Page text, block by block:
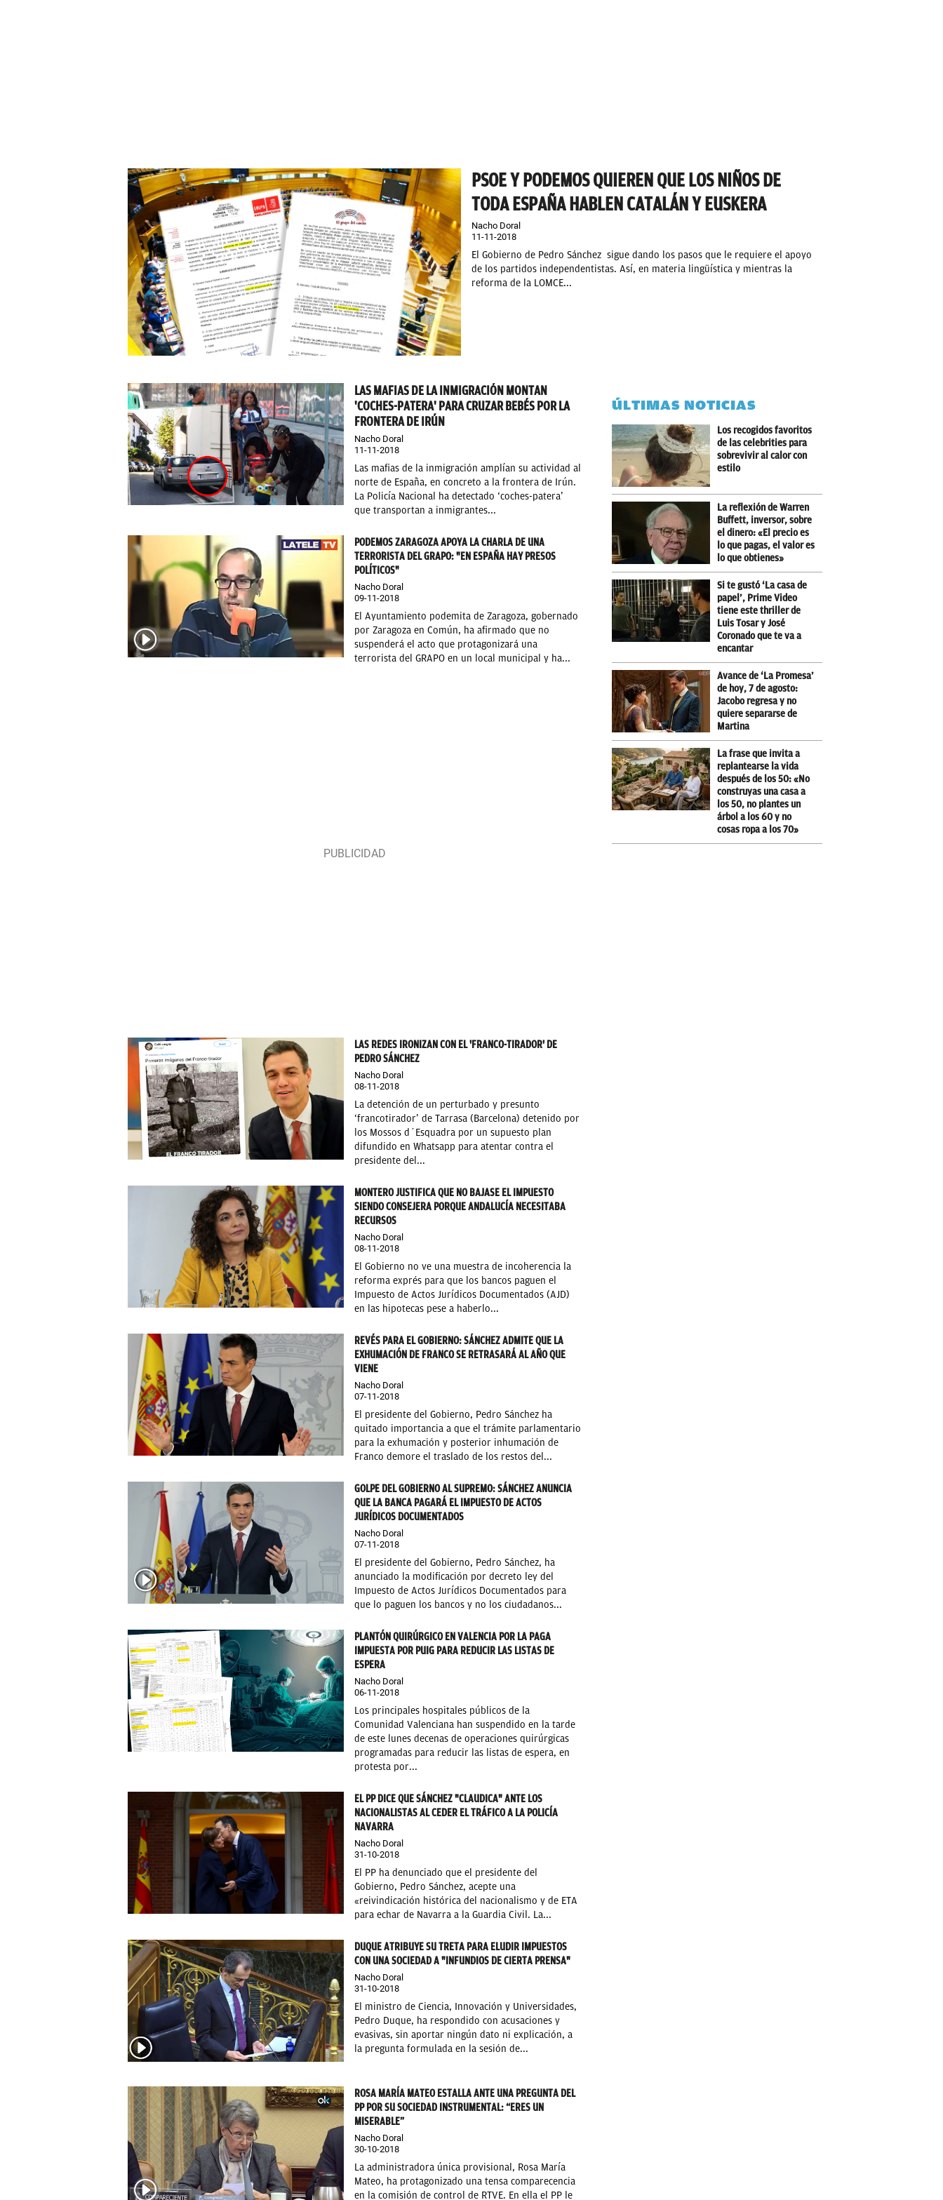
PSOE Y PODEMOS QUIEREN QUE LOS NIÑOS DE
TODA ESPAÑA HABLEN CATALÁN Y EUSKERA
Nacho Doral
11-11-2018
El Gobierno de Pedro Sánchez sigue dando los pasos que le requiere el apoyo
de los partidos independentistas. Así, en materia lingüística y mientras la
reforma de la LOMCE...
LAS MAFIAS DE LA INMIGRACIÓN MONTAN
'COCHES-PATERA' PARA CRUZAR BEBÉS POR LA
FRONTERA DE IRÚN
Nacho Doral
11-11-2018
Las mafias de la inmigración amplían su actividad al
norte de España, en concreto a la frontera de Irún.
La Policía Nacional ha detectado ‘coches-patera’
que transportan a inmigrantes...
PODEMOS ZARAGOZA APOYA LA CHARLA DE UNA
TERRORISTA DEL GRAPO: "EN ESPAÑA HAY PRESOS
POLÍTICOS"
Nacho Doral
09-11-2018
El Ayuntamiento podemita de Zaragoza, gobernado
por Zaragoza en Común, ha afirmado que no
suspenderá el acto que protagonizará una
terrorista del GRAPO en un local municipal y ha...
LAS REDES IRONIZAN CON EL 'FRANCO-TIRADOR' DE
PEDRO SÁNCHEZ
Nacho Doral
08-11-2018
La detención de un perturbado y presunto
‘francotirador’ de Tarrasa (Barcelona) detenido por
los Mossos d´Esquadra por un supuesto plan
difundido en Whatsapp para atentar contra el
presidente del...
MONTERO JUSTIFICA QUE NO BAJASE EL IMPUESTO
SIENDO CONSEJERA PORQUE ANDALUCÍA NECESITABA
RECURSOS
Nacho Doral
08-11-2018
El Gobierno no ve una muestra de incoherencia la
reforma exprés para que los bancos paguen el
Impuesto de Actos Jurídicos Documentados (AJD)
en las hipotecas pese a haberlo...
REVÉS PARA EL GOBIERNO: SÁNCHEZ ADMITE QUE LA
EXHUMACIÓN DE FRANCO SE RETRASARÁ AL AÑO QUE
VIENE
Nacho Doral
07-11-2018
El presidente del Gobierno, Pedro Sánchez ha
quitado importancia a que el trámite parlamentario
para la exhumación y posterior inhumación de
Franco demore el traslado de los restos del...
GOLPE DEL GOBIERNO AL SUPREMO: SÁNCHEZ ANUNCIA
QUE LA BANCA PAGARÁ EL IMPUESTO DE ACTOS
JURÍDICOS DOCUMENTADOS
Nacho Doral
07-11-2018
El presidente del Gobierno, Pedro Sánchez, ha
anunciado la modificación por decreto ley del
Impuesto de Actos Jurídicos Documentados para
que lo paguen los bancos y no los ciudadanos...
PLANTÓN QUIRÚRGICO EN VALENCIA POR LA PAGA
IMPUESTA POR PUIG PARA REDUCIR LAS LISTAS DE
ESPERA
Nacho Doral
06-11-2018
Los principales hospitales públicos de la
Comunidad Valenciana han suspendido en la tarde
de este lunes decenas de operaciones quirúrgicas
programadas para reducir las listas de espera, en
protesta por...
EL PP DICE QUE SÁNCHEZ "CLAUDICA" ANTE LOS
NACIONALISTAS AL CEDER EL TRÁFICO A LA POLICÍA
NAVARRA
Nacho Doral
31-10-2018
El PP ha denunciado que el presidente del
Gobierno, Pedro Sánchez, acepte una
«reivindicación histórica del nacionalismo y de ETA
para echar de Navarra a la Guardia Civil. La...
DUQUE ATRIBUYE SU TRETA PARA ELUDIR IMPUESTOS
CON UNA SOCIEDAD A "INFUNDIOS DE CIERTA PRENSA"
Nacho Doral
31-10-2018
El ministro de Ciencia, Innovación y Universidades,
Pedro Duque, ha respondido con acusaciones y
evasivas, sin aportar ningún dato ni explicación, a
la pregunta formulada en la sesión de...
ROSA MARÍA MATEO ESTALLA ANTE UNA PREGUNTA DEL
PP POR SU SOCIEDAD INSTRUMENTAL: “ERES UN
MISERABLE”
Nacho Doral
30-10-2018
La administradora única provisional, Rosa María
Mateo, ha protagonizado una tensa comparecencia
en la comisión de control de RTVE. En ella el PP le
ÚLTIMAS NOTICIAS
Los recogidos favoritos
de las celebrities para
sobrevivir al calor con
estilo
La reflexión de Warren
Buffett, inversor, sobre
el dinero: «El precio es
lo que pagas, el valor es
lo que obtienes»
Si te gustó ‘La casa de
papel’, Prime Video
tiene este thriller de
Luis Tosar y José
Coronado que te va a
encantar
Avance de ‘La Promesa’
de hoy, 7 de agosto:
Jacobo regresa y no
quiere separarse de
Martina
La frase que invita a
replantearse la vida
después de los 50: «No
construyas una casa a
los 50, no plantes un
árbol a los 60 y no
cosas ropa a los 70»